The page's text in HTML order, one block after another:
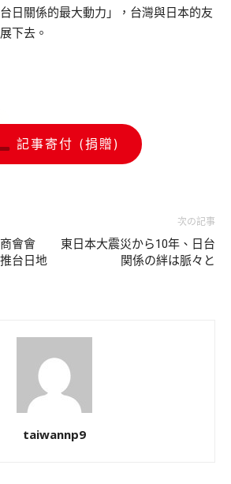
日關係的最大動力」，台灣與日本的友
下去。
記事寄付 (捐贈)
會會
台日地
次の記事
東日本大震災から10年、日台
関係の絆は脈々と
taiwannp9